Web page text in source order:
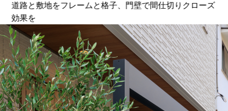
道路と敷地をフレームと格子、門壁で間仕切りクローズ
効果を